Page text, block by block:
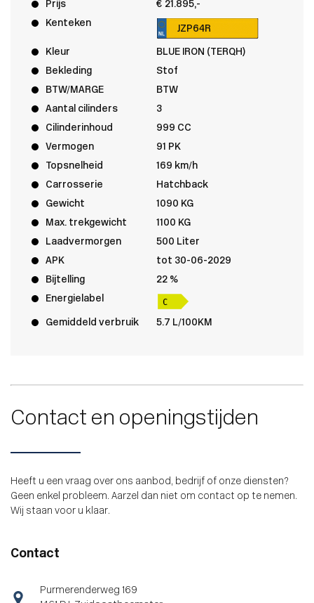
Prijs
€ 21.895,-
Kenteken
JZP64R
Kleur
BLUE IRON (TERQH)
Bekleding
Stof
BTW/MARGE
BTW
Aantal cilinders
3
Cilinderinhoud
999 CC
Vermogen
91 PK
Topsnelheid
169 km/h
Carrosserie
Hatchback
Gewicht
1090 KG
Max. trekgewicht
1100 KG
Laadvermorgen
500 Liter
APK
tot 30-06-2029
Bijtelling
22 %
Energielabel
Gemiddeld verbruik 5.7 L/100KM
Contact en openingstijden
Heeft u een vraag over ons aanbod, bedrijf of onze diensten?
Geen enkel probleem. Aarzel dan niet om contact op te nemen.
Wij staan voor u klaar.
Contact
Purmerenderweg 169